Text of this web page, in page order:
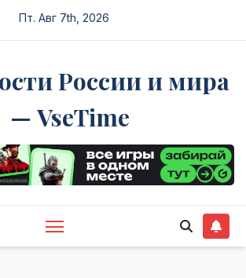
Пт. Авг 7th, 2026
России и мира
— VseTime